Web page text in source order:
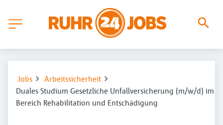
Jobs
Arbeitssicherheit
Duales Studium Gesetzliche Unfallversicherung (m/w/d) im
Bereich Rehabilitation und Entschädigung